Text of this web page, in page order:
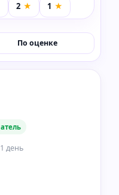
По оценке
день